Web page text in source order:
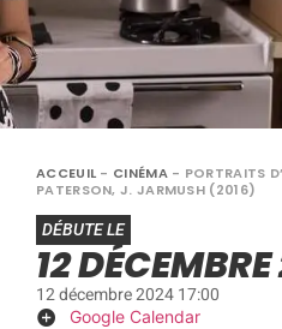
ACCEUIL - CINÉMA- PORTRAITS
PATERSON, J. JARMUSH (2016)
DÉBUTE LE
12
12 décembre 2024 17:00
Google Calendar